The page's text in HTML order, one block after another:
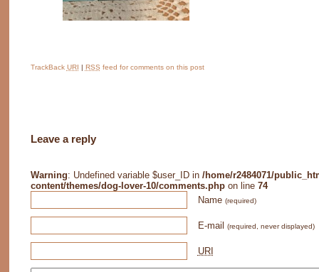
TrackBack URI | RSS feed for comments on this post
Leave a reply
Warning: Undefined variable $user_ID in /home/r2484071/
content/themes/dog-lover-10/comments.phpon line 74
Name (required)
E-mail (required, never displayed)
URI